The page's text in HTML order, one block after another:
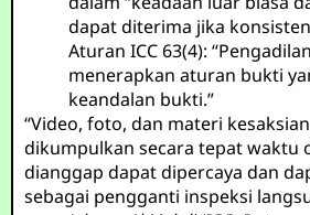
dapat diterima jika
Aturan ICC 63(4):
menerapkan aturan bukti
keandalan bukti.”
“Video, foto, dan materi
dikumpulkan secara tepat waktu
dianggap dapat dipercaya dan
sebagai pengganti inspeksi